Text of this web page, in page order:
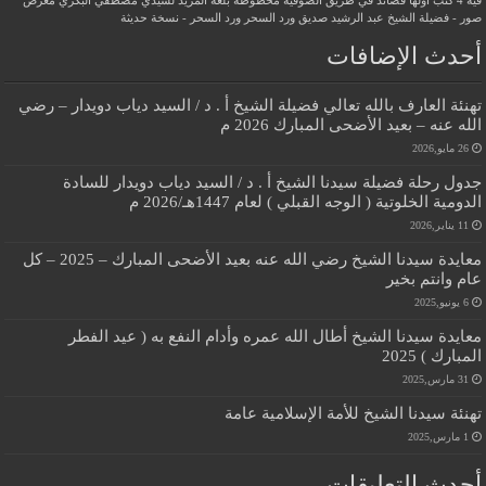
صور - فضيلة الشيخ عبد الرشيد صديق
ورد السحر ورد السحر - نسخة حديثة
أحدث الإضافات
تهنئة العارف بالله تعالي فضيلة الشيخ أ . د / السيد دياب دويدار – رضي
الله عنه – بعيد الأضحى المبارك 2026 م
26 مايو,2026
جدول رحلة فضيلة سيدنا الشيخ أ . د / السيد دياب دويدار للسادة
الدومية الخلوتية ( الوجه القبلي ) لعام 1447هـ/2026 م
11 يناير,2026
معايدة سيدنا الشيخ رضي الله عنه بعيد الأضحى المبارك – 2025 – كل
عام وانتم بخير
6 يونيو,2025
معايدة سيدنا الشيخ أطال الله عمره وأدام النفع به ( عيد الفطر
المبارك ) 2025
31 مارس,2025
تهنئة سيدنا الشيخ للأمة الإسلامية عامة
1 مارس,2025